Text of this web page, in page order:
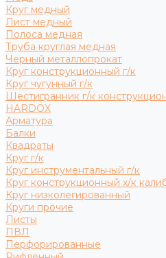
Круг медный
Лист медный
Полоса медная
Труба круглая медная
Черный металлопрокат
Круг конструкционный г/к
Круг чугунный г/к
Шестигранник г/к
HARDOX
Арматура
Балки
Квадраты
Круг г/к
Круг инструментальный г/к
Круг конструкционный х/к
Круг низколегированный
Круги прочие
Листы
ПВЛ
Перфорированные